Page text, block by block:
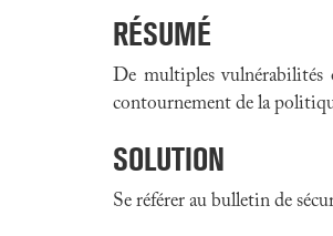
RÉSUMÉ
De multiples vulnérabilités
contournement de la
SOLUTION
Se référer au bulletin de